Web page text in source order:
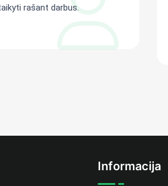
rašant darbus.
Informacija